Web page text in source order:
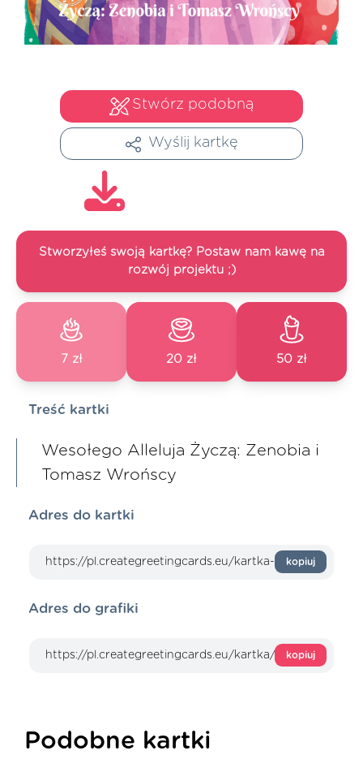
Stwórz podobną
Wyślij kartkę
Stworzyłeś swoją kartkę? Postaw nam kawę na
rozwój projektu ;)
7 zł 20 zł 50 zł
Treść kartki
Wesołego Alleluja Życzą: Zenobia i
Tomasz Wrońscy
Adres do kartki
kopiuj
Adres do grafiki
kopiuj
Podobne kartki